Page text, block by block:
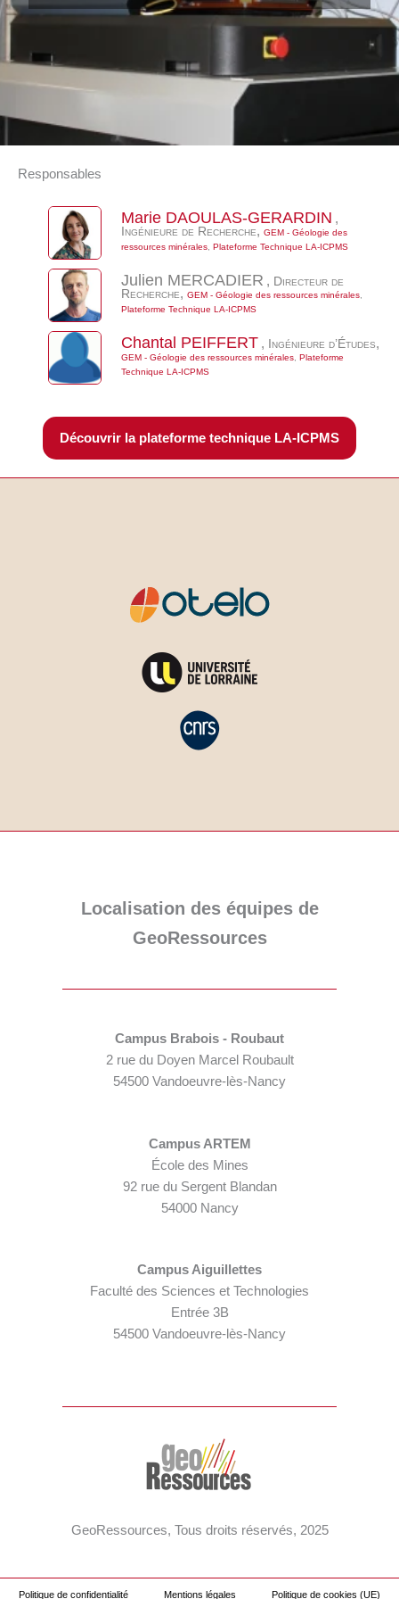
Responsables
Marie DAOULAS-GERARDIN ,
Ingénieure de Recherche, GEM - Géologie des
ressources minérales, Plateforme Technique LA-ICPMS
Julien MERCADIER , Directeur de
Recherche, GEM - Géologie des ressources minérales,
Plateforme Technique LA-ICPMS
Chantal PEIFFERT , Ingénieure d’Études,
GEM - Géologie des ressources minérales, Plateforme
Technique LA-ICPMS
Découvrir la plateforme technique LA-ICPMS
Localisation des équipes de
GeoRessources
Campus Brabois - Roubaut
2 rue du Doyen Marcel Roubault
54500 Vandoeuvre-lès-Nancy
Campus ARTEM
École des Mines
92 rue du Sergent Blandan
54000 Nancy
Campus Aiguillettes
Faculté des Sciences et Technologies
Entrée 3B
54500 Vandoeuvre-lès-Nancy
GeoRessources, Tous droits réservés, 2025
Politique de confidentialité Mentions légales Politique de cookies (UE)